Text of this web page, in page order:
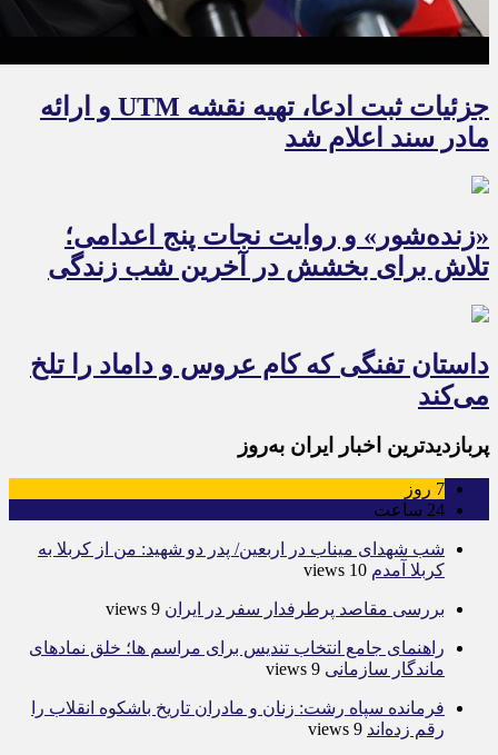
جزئیات ثبت ادعا، تهیه نقشه UTM و ارائه
مادر سند اعلام شد
«زنده‌شور» و روایت نجات پنج اعدامی؛
تلاش برای بخشش در آخرین شب زندگی
داستان تفنگی که کام عروس و داماد را تلخ
می‌کند
پربازدیدترین اخبار ایران به‌روز
7 روز
24 ساعت
شب شهدای میناب در اربعین/ پدر دو شهید: من از کربلا به
کربلا آمدم 10 views
بررسی مقاصد پرطرفدار سفر در ایران 9 views
راهنمای جامع انتخاب تندیس برای مراسم ها؛ خلق نمادهای
ماندگار سازمانی 9 views
فرمانده سپاه رشت: زنان و مادران تاریخ باشکوه انقلاب را
رقم زده‌اند 9 views